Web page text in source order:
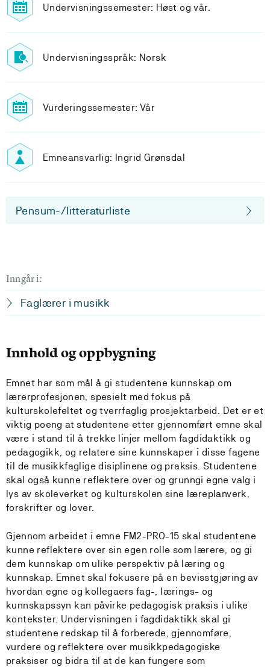
Undervisningssemester: Høst og vår.
Undervisningsspråk: Norsk
Vurderingssemester: Vår
Emneansvarlig: Ingrid Grønsdal
Pensum-/litteraturliste
Inngår i:
Faglærer i musikk
Innhold og oppbygning
Emnet har som mål å gi studentene kunnskap om
lærerprofesjonen, spesielt med fokus på
kulturskolefeltet og tverrfaglig prosjektarbeid. Det er et
viktig poeng at studentene etter gjennomført emne skal
være i stand til å trekke linjer mellom fagdidaktikk og
pedagogikk, og relatere sine kunnskaper i disse fagene
til de musikkfaglige disiplinene og praksis. Studentene
skal også kunne reflektere over og grunngi egne valg i
lys av skoleverket og kulturskolen sine læreplanverk,
forskrifter og lover.
Gjennom arbeidet i emne FM2-PRO-15 skal studentene
kunne reflektere over sin egen rolle som lærere, og gi
dem kunnskap om ulike perspektiv på læring og
kunnskap. Emnet skal fokusere på en bevisstgjøring av
hvordan egne og kollegaers fag-, lærings- og
kunnskapssyn kan påvirke pedagogisk praksis i ulike
kontekster. Undervisningen i fagdidaktikk skal gi
studentene redskap til å forberede, gjennomføre,
vurdere og reflektere over musikkpedagogiske
praksiser og bidra til at de kan fungere som